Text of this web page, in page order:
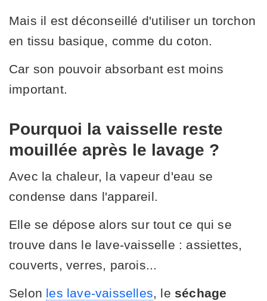
Mais il est déconseillé d'utiliser un torchon
en tissu basique, comme du coton.
Car son pouvoir absorbant est moins
important.
Pourquoi la vaisselle reste
mouillée après le lavage ?
Avec la chaleur, la vapeur d'eau se
condense dans l'appareil.
Elle se dépose alors sur tout ce qui se
trouve dans le lave-vaisselle : assiettes,
couverts, verres, parois...
Selon les lave-vaisselles , le séchage